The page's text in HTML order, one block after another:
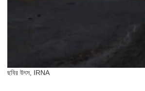
ছবির উৎস, IRNA